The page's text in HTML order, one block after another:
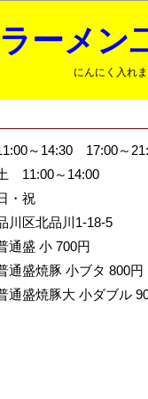
ラーメン
にんにく入れ
～14:30 17:00～
11:00～14:00
・祝
川区北品川1-18-5
通盛 小 700円
通盛焼豚 小ブタ 800円
通盛焼豚大 小ダブル